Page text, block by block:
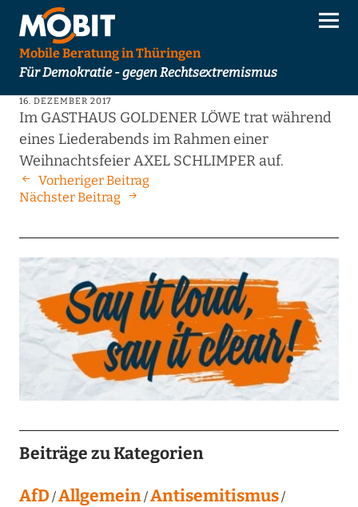
Mobile Beratung in Thüringen
Für Demokratie - gegen Rechtsextremismus
16. DEZEMBER 2017
Im GASTHAUS GOLDENER LÖWE trat während
eines Liederabends im Rahmen einer
Weihnachtsfeier AXEL SCHLIMPER auf.
Vorheriger Beitrag
Nächster Beitrag
Beiträge zu Kategorien
AfD Allgemein Antisemitismus